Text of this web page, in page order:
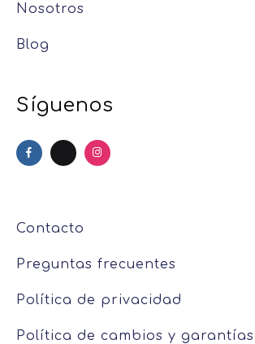
Nosotros
Blog
Síguenos
Contacto
Preguntas frecuentes
Política de privacidad
Política de cambios y garantías